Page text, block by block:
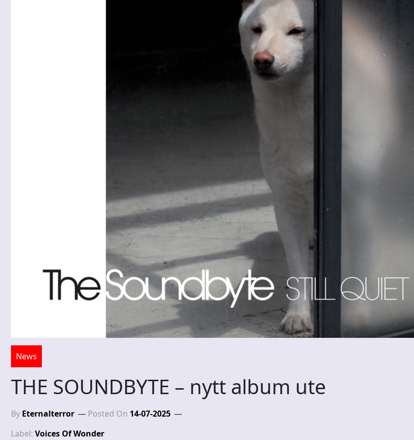
News
THE SOUNDBYTE – nytt album ute
By Eternalterror Posted On 14-07-2025
Label: Voices Of Wonder